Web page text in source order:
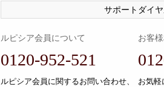
サポートダイ
ルピシア会員について
0120-952-521
ルピシア会員に関するお問い合わせ、
お客
お気